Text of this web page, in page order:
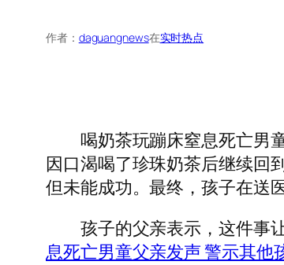
作者： daguangnews在实时热点
喝奶茶玩蹦床窒息死亡男
因口渴喝了珍珠奶茶后继续回
但未能成功。最终，孩子在送
孩子的父亲表示，这件事让
息死亡男童父亲发声 警示其他